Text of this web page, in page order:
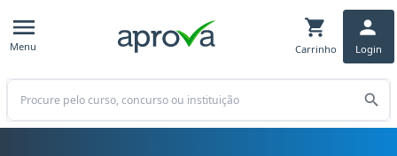
Menu Carrinho Login
Buscar